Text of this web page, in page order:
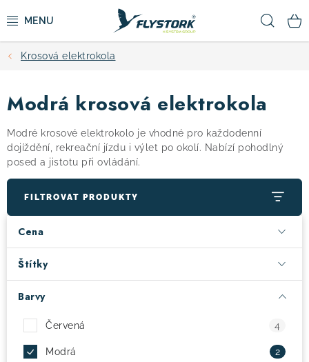
na
CYKLISTIKA
ZIMNÍ SPORTY
KOLOBĚŽKY
OBLEČENÍ A BOTY
DOPLŇKY
CAMPING
VÝPRODEJ
Moje objednávka
Krosová elektrokola
Modrá krosová elektrokola
Modré krosové elektrokolo je vhodné pro každodenní
dojíždění, rekreační jízdu i výlet po okolí. Nabízí pohodlný
posed a jistotu při ovládání.
FILTROVAT PRODUKTY
Cena
Štítky
Barvy
Červená 4
Modrá 2